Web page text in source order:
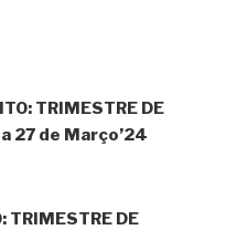
TRIMESTRE DE
27 de Março’24
TRIMESTRE DE